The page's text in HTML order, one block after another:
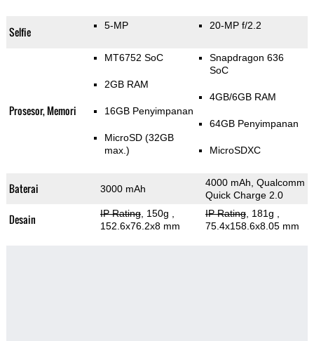
Selfie 5-MP 20-MP f/2.2
Prosesor, Memori
MT6752 SoC
2GB RAM
16GB Penyimpanan
MicroSD (32GB
max.)
Snapdragon 636
SoC
4GB/6GB RAM
64GB Penyimpanan
MicroSDXC
Baterai 3000 mAh
4000 mAh, Qualcomm
Quick Charge 2.0
Desain IP Rating, 150g
152.6x76.2x8 mm
IP Rating, 181g
75.4x158.6x8.05 mm